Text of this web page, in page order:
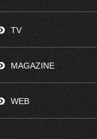
TV
MAGAZINE
WEB